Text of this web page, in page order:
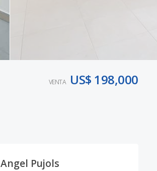
VENTA US$ 198,000
Angel Pujols